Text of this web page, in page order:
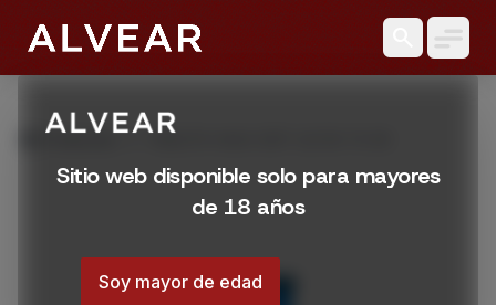
Sitio web disponible solo para mayores
de 18 años
Soy mayor de edad
Productos